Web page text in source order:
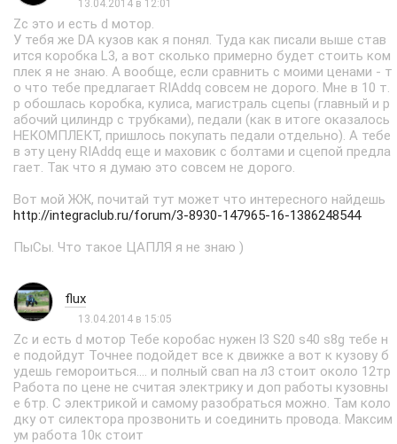
13.04.2014 в 12:01
Zc это и есть d мотор.
У тебя же DA кузов как я понял. Туда как писали выше став
ится коробка L3, а вот сколько примерно будет стоить ком
плек я не знаю. А вообще, если сравнить с моими ценами - т
о что тебе предлагает RIAddq совсем не дорого. Мне в 10 т.
р обошлась коробка, кулиса, магистраль сцепы (главный и р
абочий цилиндр с трубками), педали (как в итоге оказалось
НЕКОМПЛЕКТ, пришлось покупать педали отдельно). А тебе
в эту цену RIAddq еще и маховик с болтами и сцепой предла
гает. Так что я думаю это совсем не дорого.
Вот мой ЖЖ, почитай тут может что интересного найдешь
http://integraclub.ru/forum/3-8930-147965-16-1386248544
ПыСы. Что такое ЦАПЛЯ я не знаю )
flux
13.04.2014 в 15:05
Zc и есть d мотор Тебе коробас нужен l3 S20 s40 s8g тебе н
е подойдут Точнее подойдет все к движке а вот к кузову б
удешь гемороиться.... и полный свап на л3 стоит около 12тр
Работа по цене не считая электрику и доп работы кузовны
е 6тр. С электрикой и самому разобраться можно. Там коло
дку от силектора прозвонить и соединить провода. Максим
ум работа 10к стоит